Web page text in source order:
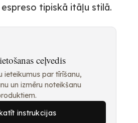
tipiskā itāļu stilā.
ceļvedis
ieteikumus par tīrīšanu,
un izmēru noteikšanu
instrukcijas